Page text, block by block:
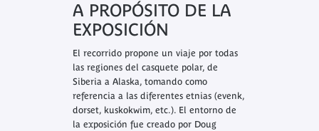
A PROPÓSITO DE LA
EXPOSICIÓN
El recorrido propone un viaje por todas
las regiones del casquete polar, de
Siberia a Alaska, tomando como
referencia a las diferentes etnias (evenk,
dorset, kuskokwim, etc.). El entorno de
la exposición fue creado por Doug